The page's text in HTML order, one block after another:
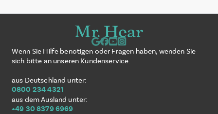
Wenn Sie Hilfe benötigen oder Fragen haben, wenden Sie
sich bitte an unseren Kundenservice.
aus Deutschland unter:
0800 234 4321
aus dem Ausland unter:
+49 30 8379 6969